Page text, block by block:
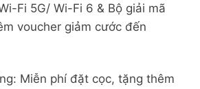
Fi 5G/ Wi-Fi 6 & Bộ giải mã
voucher giảm cước đến
Miễn phí đặt cọc, tặng thêm